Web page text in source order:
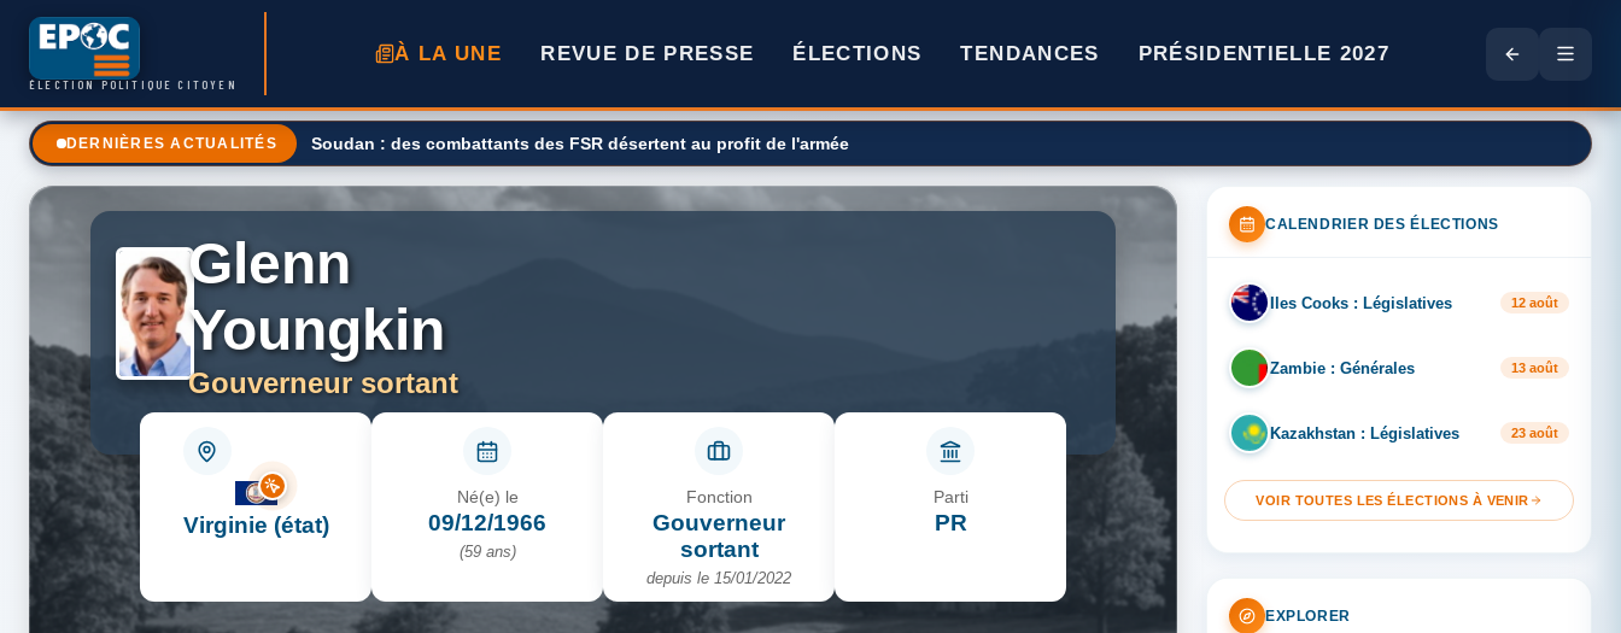
ÉLECTION POLITIQUE CITOYEN
À LA UNE REVUE DE PRESSE ÉLECTIONS TENDANCES PRÉSIDENTIELLE 2027
DERNIÈRES ACTUALITÉS L’Ukraine bientôt à cours de missiles Patriot ? Son fournisseur, les États-Unis, est en difficulté, « les stocks étaient déjà relativement faibles »
Glenn
Youngkin
Gouverneur sortant
Virginie (état)
Né(e) le
09/12/1966
(59 ans)
Fonction
Gouverneur
sortant
depuis le 15/01/2022
Parti
PR
CALENDRIER DES ÉLECTIONS
IL Iles Cooks : Législatives 12 août
ZA Zambie : Générales 13 août
KA Kazakhstan : Législatives 23 août
VOIR TOUTES LES ÉLECTIONS À VENIR
EXPLORER